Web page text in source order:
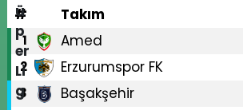
#
Takım
1 Amed
2 Erzurumspor FK
3 Başakşehir